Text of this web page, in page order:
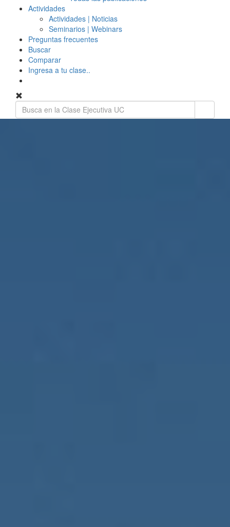
Actividades
Actividades | Noticias
Seminarios | Webinars
Preguntas frecuentes
Buscar
Comparar
Ingresa a tu clase..